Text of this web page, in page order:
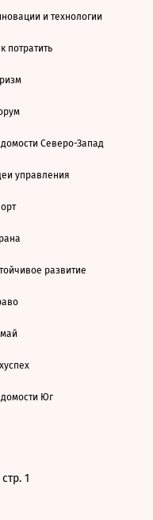
и технологии
потратить
Северо-Запад
управления
развитие
Юг
1